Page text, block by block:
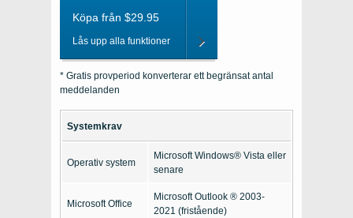
Köpa från $29.95
Lås upp alla funktioner
* Gratis provperiod konverterar ett begränsat antal
meddelanden
Systemkrav
Operativ system
Microsoft Windows® Vista eller
senare
Microsoft Office
Microsoft Outlook ® 2003-
2021 (fristående)